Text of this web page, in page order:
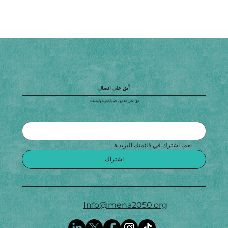
أبق على اتصال
ابقَ على اطلاع دائم بأخبارنا وأنشطتنا.
نعم، اشترك في قائمتك البريدية.
اشتراك
Info@mena2050.org